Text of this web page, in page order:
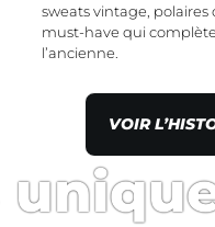
sweats vintage, polaires
must-have qui
l’ancienne.
VOIR